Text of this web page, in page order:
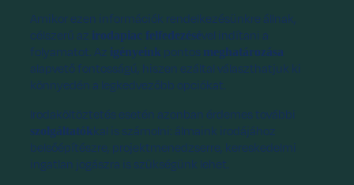
Amikor ezen információk rendelkezésünkre állnak,
célszerű az irodapiac felfedezésével indítani a
folyamatot. Az igényeink pontos meghatározása
alapvető fontosságú, hiszen ezáltal választhatjuk ki
könnyedén a legkedvezőbb opciókat.
Irodaköltöztetés esetén azonban érdemes további
szolgáltatókkal is számolni: álmaink irodájához
belsőépítészre, projektmenedzserre, kereskedelmi
ingatlan jogászra is szükségünk lehet.